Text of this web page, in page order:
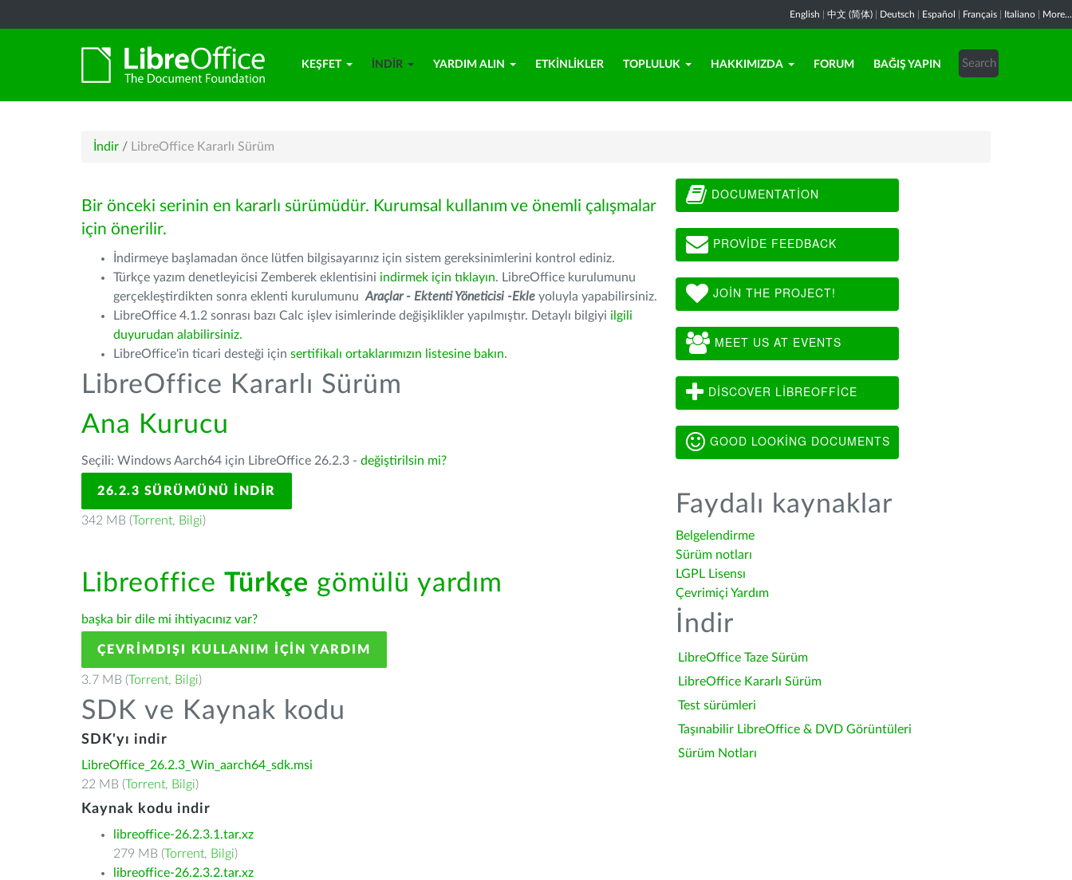
English 中文 (简体) Deutsch Español Français Italiano More...
KEŞFET İNDIR YARDIM ALIN ETKINLIKLER TOPLULUK HAKKIMIZDA FORUM BAĞIŞ YAPIN
İndir / LibreOffice Kararlı Sürüm
Bir önceki serinin en kararlı sürümüdür. Kurumsal kullanım ve önemli çalışmalar
için önerilir.
İndirmeye başlamadan önce lütfen bilgisayarınız için sistem gereksinimlerini kontrol ediniz.
Türkçe yazım denetleyicisi Zemberek eklentisini indirmek için tıklayın. LibreOffice kurulumunu
gerçekleştirdikten sonra eklenti kurulumunu Araçlar - Ektenti Yöneticisi -Ekle yoluyla yapabilirsiniz.
LibreOffice 4.1.2 sonrası bazı Calc işlev isimlerinde değişiklikler yapılmıştır. Detaylı bilgiyi ilgili
duyurudan alabilirsiniz.
LibreOffice'in ticari desteği için sertifikalı ortaklarımızın listesine bakın.
LibreOffice Kararlı Sürüm
Ana Kurucu
Seçili: Windows Aarch64 için LibreOffice 26.2.3 - değiştirilsin mi?
26.2.3 SÜRÜMÜNÜ İNDIR
342 MB (Torrent, Bilgi)
Libreoffice Türkçe gömülü yardım
başka bir dile mi ihtiyacınız var?
ÇEVRIMDIŞI KULLANIM IÇIN YARDIM
3.7 MB (Torrent, Bilgi)
SDK ve Kaynak kodu
SDK'yı indir
LibreOffice_26.2.3_Win_aarch64_sdk.msi
22 MB (Torrent, Bilgi)
Kaynak kodu indir
libreoffice-26.2.3.1.tar.xz
279 MB (Torrent, Bilgi)
libreoffice-26.2.3.2.tar.xz
DOCUMENTATION
PROVIDE FEEDBACK
JOIN THE PROJECT!
MEET US AT EVENTS
DISCOVER LIBREOFFICE
GOOD LOOKING DOCUMENTS
Faydalı kaynaklar
Belgelendirme
Sürüm notları
LGPL Lisensı
Çevrimiçi Yardım
İndir
LibreOffice Taze Sürüm
LibreOffice Kararlı Sürüm
Test sürümleri
Taşınabilir LibreOffice & DVD Görüntüleri
Sürüm Notları